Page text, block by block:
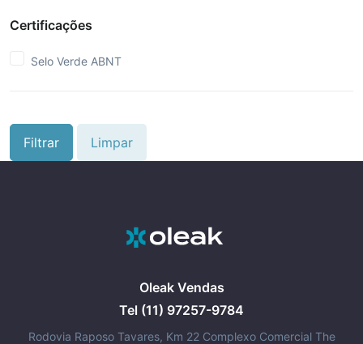
Certificações
Selo Verde ABNT
Filtrar Limpar
Oleak Vendas
Tel (11) 97257-9784
Rodovia Raposo Tavares, Km 22 Complexo Comercial The